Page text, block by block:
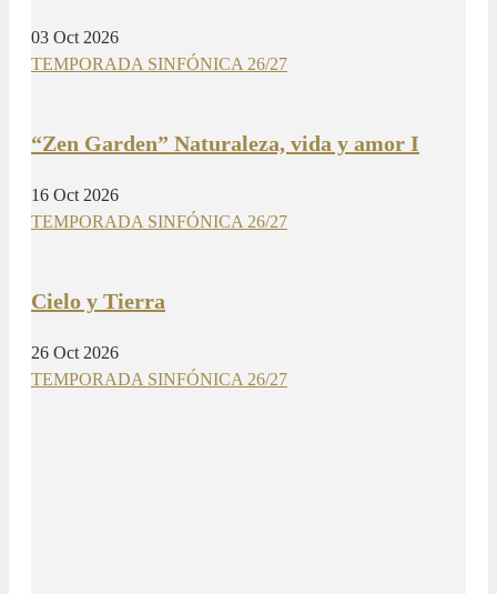
03 Oct 2026
TEMPORADA SINFÓNICA 26/27
“Zen Garden” Naturaleza, vida y amor I
16 Oct 2026
TEMPORADA SINFÓNICA 26/27
Cielo y Tierra
26 Oct 2026
TEMPORADA SINFÓNICA 26/27